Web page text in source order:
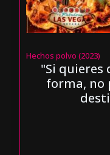
Hechos polvo (2023)
"Si quieres
forma, no